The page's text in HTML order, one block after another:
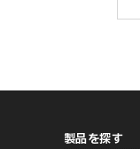
製品を探す